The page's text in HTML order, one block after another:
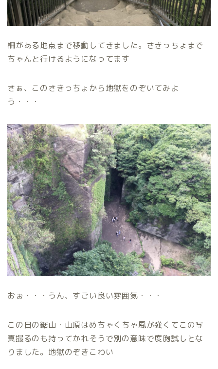
柵がある地点まで移動してきました。さきっちょまで
ちゃんと行けるようになってます
さぁ、このさきっちょから地獄をのぞいてみよ
う・・・
おぉ・・・うん、すごい良い雰囲気・・・
この日の鋸山・山頂はめちゃくちゃ風が強くてこの写
真撮るのも持ってかれそうで別の意味で度胸試しとな
りました。地獄のぞきこわい